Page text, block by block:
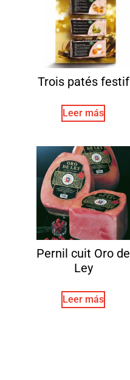
Trois patés festif
Leer más
Pernil cuit Oro de
Ley
Leer más